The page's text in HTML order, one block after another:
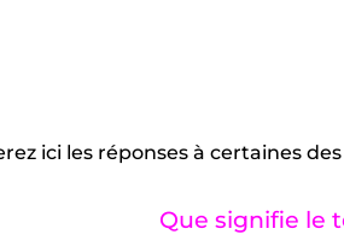
ici les réponses à certaines
Que signifie le